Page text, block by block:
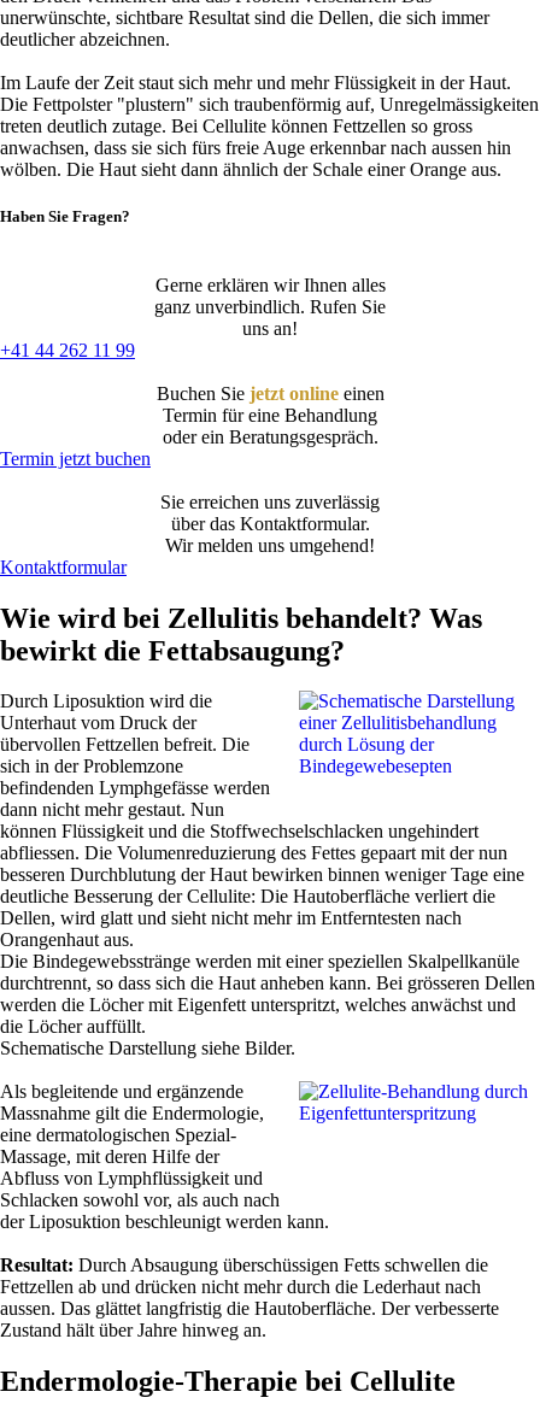
unerwünschte, sichtbare Resultat sind die Dellen, die sich immer
deutlicher abzeichnen.
Im Laufe der Zeit staut sich mehr und mehr Flüssigkeit in der Haut.
Die Fettpolster "plustern" sich traubenförmig auf, Unregelmässigkeiten
treten deutlich zutage. Bei Cellulite können Fettzellen so gross
anwachsen, dass sie sich fürs freie Auge erkennbar nach aussen hin
wölben. Die Haut sieht dann ähnlich der Schale einer Orange aus.
Haben Sie Fragen?
Gerne erklären wir Ihnen alles
ganz unverbindlich. Rufen Sie
uns an!
+41 44 262 11 99
Buchen Sie jetzt onlineeinen
Termin für eine Behandlung
oder ein Beratungsgespräch.
Termin jetzt buchen
Sie erreichen uns zuverlässig
über das Kontaktformular.
Wir melden uns umgehend!
Kontaktformular
Wie wird bei Zellulitis behandelt? Was
bewirkt die Fettabsaugung?
Durch Liposuktion wird die
Unterhaut vom Druck der
übervollen Fettzellen befreit. Die
sich in der Problemzone
befindenden Lymphgefässe werden
dann nicht mehr gestaut. Nun
können Flüssigkeit und die Stoffwechselschlacken ungehindert
abfliessen. Die Volumenreduzierung des Fettes gepaart mit der nun
besseren Durchblutung der Haut bewirken binnen weniger Tage eine
deutliche Besserung der Cellulite: Die Hautoberfläche verliert die
Dellen, wird glatt und sieht nicht mehr im Entferntesten nach
Orangenhaut aus.
Die Bindegewebsstränge werden mit einer speziellen Skalpellkanüle
durchtrennt, so dass sich die Haut anheben kann. Bei grösseren Dellen
werden die Löcher mit Eigenfett unterspritzt, welches anwächst und
die Löcher auffüllt.
Schematische Darstellung siehe Bilder.
Als begleitende und ergänzende
Massnahme gilt die Endermologie,
eine dermatologischen Spezial-
Massage, mit deren Hilfe der
Abfluss von Lymphflüssigkeit und
Schlacken sowohl vor, als auch nach
der Liposuktion beschleunigt werden kann.
Resultat: Durch Absaugung überschüssigen Fetts schwellen die
Fettzellen ab und drücken nicht mehr durch die Lederhaut nach
aussen. Das glättet langfristig die Hautoberfläche. Der verbesserte
Zustand hält über Jahre hinweg an.
Endermologie-Therapie bei Cellulite